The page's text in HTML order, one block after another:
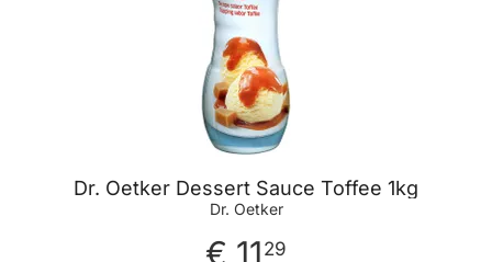
Dr. Oetker Dessert Sauce Toffee 1kg
Dr. Oetker
€ 11 29